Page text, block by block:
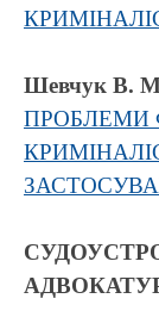
Шевчук В.
ПРОБЛЕМИ